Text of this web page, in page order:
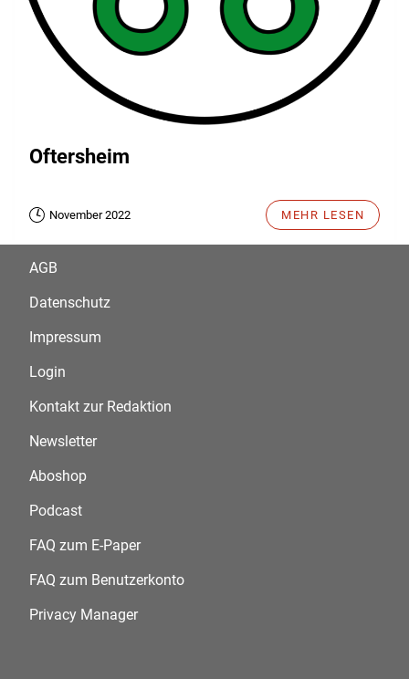
Oftersheim
November 2022 MEHR LESEN
AGB
Datenschutz
Impressum
Login
Kontakt zur Redaktion
Newsletter
Aboshop
Podcast
FAQ zum E-Paper
FAQ zum Benutzerkonto
Privacy Manager